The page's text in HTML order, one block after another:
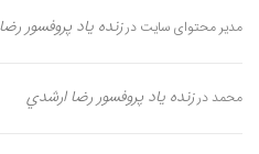
مدیر محتوای سایت درزنده یاد پروفسور
محمد درزنده یاد پروفسور رضا ارشدي